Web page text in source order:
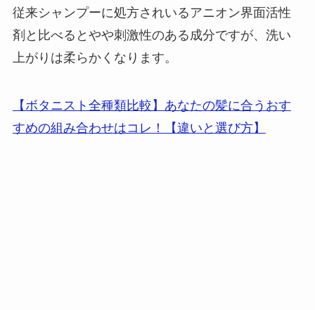
従来シャンプーに処方されいるアニオン界面活性
剤と比べるとやや刺激性のある成分ですが、洗い
上がりは柔らかくなります。
【ボタニスト全種類比較】あなたの髪に合うおす
すめの組み合わせはコレ！【違いと選び方】